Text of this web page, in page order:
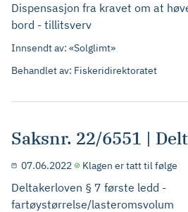
Dispensasjon fra kravet om at
bord - tillitsverv
Innsendt av: «Solglimt»
Behandlet av: Fiskeridirektoratet
Saksnr. 22/6551 |
07.06.2022 Klagen er tatt til følge
Deltakerloven § 7 første ledd -
fartøystørrelse/lasteromsvolum